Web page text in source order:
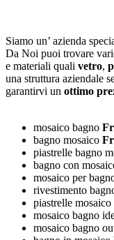
Siamo un’ azienda
Da Noi puoi trovare
e materiali quali vetro,
una struttura aziendale
garantirvi un ottimo
mosaico bagno
bagno mosaico
piastrelle bagno
bagno con
mosaico per
rivestimento
piastrelle mosaico
mosaico bagno
mosaico bagno